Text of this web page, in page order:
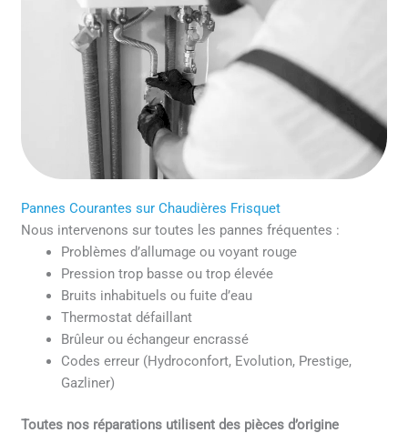
Pannes Courantes sur Chaudières Frisquet
Nous intervenons sur toutes les pannes fréquentes :
Problèmes d’allumage ou voyant rouge
Pression trop basse ou trop élevée
Bruits inhabituels ou fuite d’eau
Thermostat défaillant
Brûleur ou échangeur encrassé
Codes erreur (Hydroconfort, Evolution, Prestige,
Gazliner)
Toutes nos réparations utilisent des pièces d’origine